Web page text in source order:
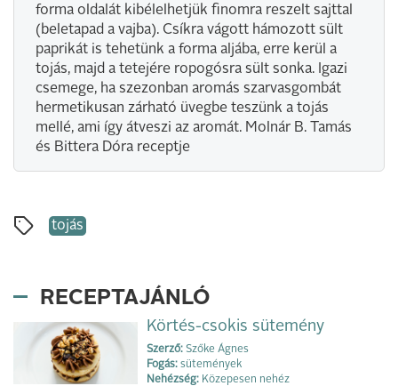
forma oldalát kibélelhetjük finomra reszelt sajttal
(beletapad a vajba). Csíkra vágott hámozott sült
paprikát is tehetünk a forma aljába, erre kerül a
tojás, majd a tetejére ropogósra sült sonka. Igazi
csemege, ha szezonban aromás szarvasgombát
hermetikusan zárható üvegbe teszünk a tojás
mellé, ami így átveszi az aromát. Molnár B. Tamás
és Bittera Dóra receptje
tojás
RECEPTAJÁNLÓ
Körtés-csokis sütemény
Szerző: Szőke Ágnes
Fogás: sütemények
Nehézség: Közepesen nehéz